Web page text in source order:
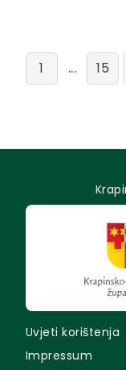
1 ... 15
Uvjeti korištenja
Impressum